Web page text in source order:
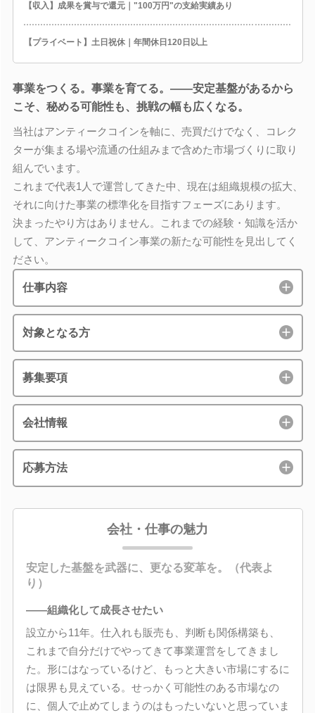
【収入】成果を賞与で還元｜"100万円"の支給実績あり
【プライベート】土日祝休｜年間休日120日以上
事業をつくる。事業を育てる。――安定基盤があるから
こそ、秘める可能性も、挑戦の幅も広くなる。
当社はアンティークコインを軸に、売買だけでなく、コレク
ターが集まる場や流通の仕組みまで含めた市場づくりに取り
組んでいます。
これまで代表1人で運営してきた中、現在は組織規模の拡大、
それに向けた事業の標準化を目指すフェーズにあります。
決まったやり方はありません。これまでの経験・知識を活か
して、アンティークコイン事業の新たな可能性を見出してく
ださい。
仕事内容
対象となる方
募集要項
会社情報
応募方法
会社・仕事の魅力
安定した基盤を武器に、更なる変革を。（代表よ
り）
――組織化して成長させたい
設立から11年。仕入れも販売も、判断も関係構築も、
これまで自分だけでやってきて事業運営をしてきまし
た。形にはなっているけど、もっと大きい市場にするに
は限界も見えている。せっかく可能性のある市場なの
に、個人で止めてしまうのはもったいないと思っていま